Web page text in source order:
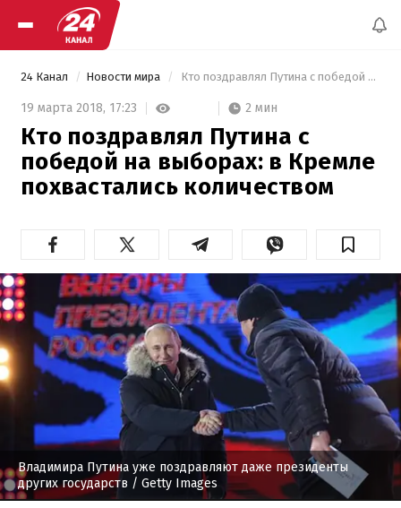
24 Канал Новости мира Кто поздравлял Путина с победой на выборах: в Кремле похвастались количеством
19 марта 2018, 17:23 2 мин
Кто поздравлял Путина с
победой на выборах: в Кремле
похвастались количеством
Владимира Путина уже поздравляют даже президенты
других государств / Getty Images